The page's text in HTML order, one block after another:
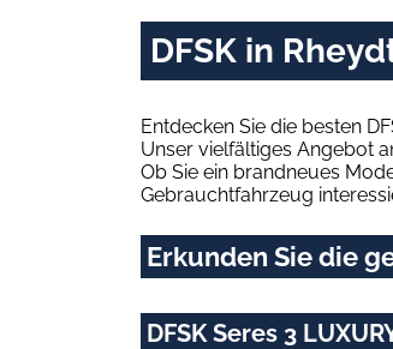
DFSK in
Entdecken Sie die besten
Unser vielfältiges Angebot
Ob Sie ein brandneues
Gebrauchtfahrzeug
Erkunden Sie die
DFSK Seres 3